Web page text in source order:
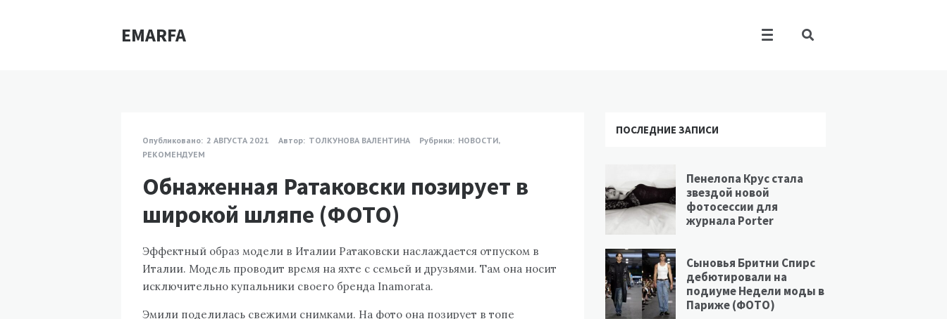
EMARFA
Опубликовано: 2 АВГУСТА 2021 Автор: ТОЛКУНОВА ВАЛЕНТИНА Рубрики: НОВОСТИ,
РЕКОМЕНДУЕМ
Обнаженная Ратаковски позирует в
широкой шляпе (ФОТО)
Эффектный образ модели в Италии Ратаковски наслаждается отпуском в
Италии. Модель проводит время на яхте с семьей и друзьями. Там она носит
исключительно купальники своего бренда Inamorata.
Эмили поделилась свежими снимками. На фото она позирует в топе
ПОСЛЕДНИЕ ЗАПИСИ
Пенелопа Крус стала
звездой новой
фотосессии для
журнала Porter
Сыновья Бритни Спирс
дебютировали на
подиуме Недели моды в
Париже (ФОТО)